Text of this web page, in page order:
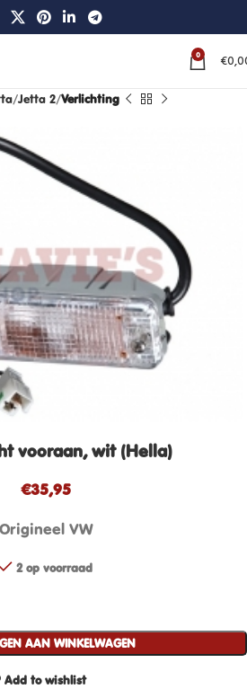
0 €
Jetta 2 Verlichting
vooraan, wit (Hella)
€35,95
Origineel VW
2 op voorraad
AAN WINKELWAGEN
Add to wishlist